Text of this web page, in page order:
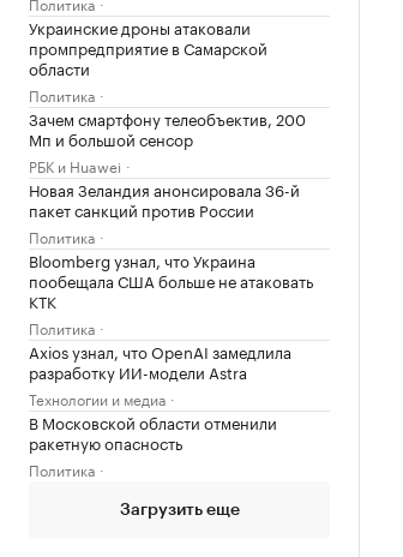
Украинские дроны атаковали
промпредприятие в Самарской
области
Политика
Зачем смартфону телеобъектив, 200
Мп и большой сенсор
РБК и Huawei
Новая Зеландия анонсировала 36-й
пакет санкций против России
Политика
Bloomberg узнал, что Украина
пообещала США больше не атаковать
КТК
Политика
Axios узнал, что OpenAI замедлила
разработку ИИ-модели Astra
Технологии и медиа
В Московской области отменили
ракетную опасность
Политика
Загрузить еще